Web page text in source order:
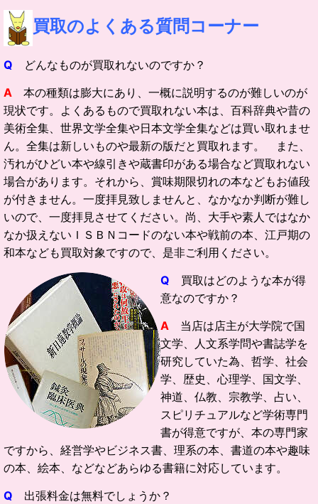
買取のよくある質問コーナー
Q どんなものが買取れないのですか？
A
本の種類は膨大にあり、一概に説明するのが難しいのが
現状です。よくあるもので買取れない本は、百科辞典や昔の
美術全集、世界文学全集や日本文学全集などは買い取れませ
ん。全集は新しいものや最新の版だと買取れます。 また、
汚れがひどい本や線引きや蔵書印がある場合など買取れない
場合があります。それから、賞味期限切れの本などもお値段
が付きません。一度拝見致しませんと、なかなか判断が難し
いので、一度拝見させてください。尚、大手や素人ではなか
なか扱えないＩＳＢＮコードのない本や戦前の本、江戸期の
和本なども買取対象ですので、是非ご利用ください。
Q
買取はどのような本が得
意なのですか？
A
当店は店主が大学院で国
文学、人文系学問や書誌学を
研究していた為、哲学、社会
学、歴史、心理学、国文学、
神道、仏教、宗教学、占い、
スピリチュアルなど学術専門
書が得意ですが、本の専門家
ですから、経営学やビジネス書、理系の本、書道の本や趣味
の本、絵本、などなどあらゆる書籍に対応しています。
Q 出張料金は無料でしょうか？